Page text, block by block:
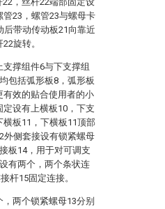
23，螺管23与螺母卡
后带动传动板21向靠近
旋转。
撑组件6与下支撑组
包括弧形板8，弧形板
效的贴合使用者的小
设有上横板10，下支
板11，下横板11顶部
外侧套接设有锁紧螺母
板14，用于对可调支
有两个，两个条状连
杆15固定连接。
两个锁紧螺母13分别